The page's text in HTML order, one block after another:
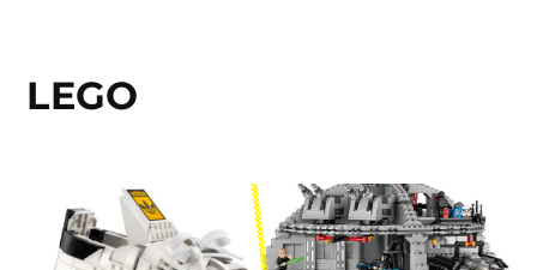
Skip
LEGO